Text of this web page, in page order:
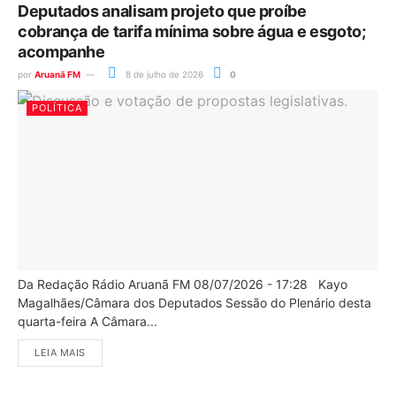
Deputados analisam projeto que proíbe
cobrança de tarifa mínima sobre água e esgoto;
acompanhe
por Aruanã FM 8 de julho de 2026 0
POLÍTICA
Da Redação Rádio Aruanã FM 08/07/2026 - 17:28 Kayo
Magalhães/Câmara dos Deputados Sessão do Plenário desta
quarta-feira A Câmara...
LEIA MAIS